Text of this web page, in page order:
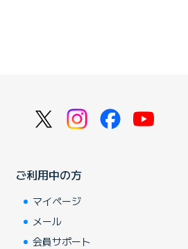
ご利用中の方
マイページ
メール
会員サポート